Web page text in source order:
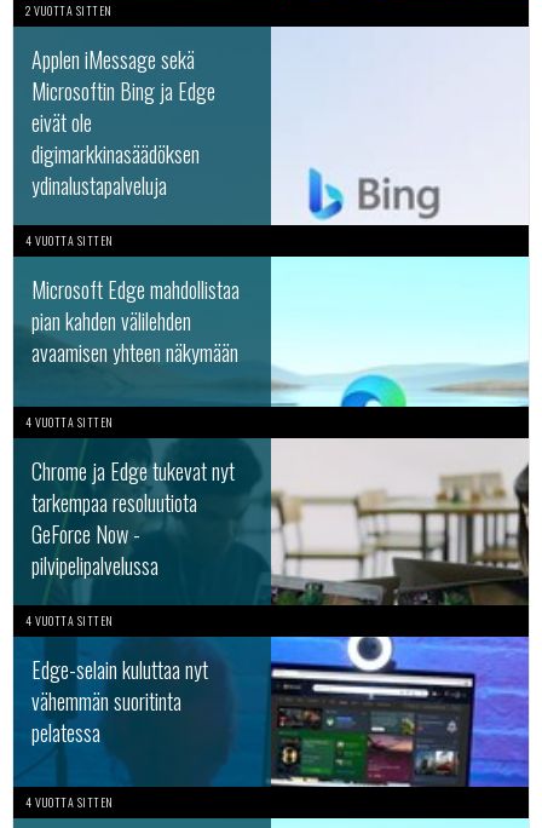
2 VUOTTA SITTEN
Applen iMessage sekä
Microsoftin Bing ja Edge
eivät ole
digimarkkinasäädöksen
ydinalustapalveluja
4 VUOTTA SITTEN
Microsoft Edge mahdollistaa
pian kahden välilehden
avaamisen yhteen näkymään
4 VUOTTA SITTEN
Chrome ja Edge tukevat nyt
tarkempaa resoluutiota
GeForce Now -
pilvipelipalvelussa
4 VUOTTA SITTEN
Edge-selain kuluttaa nyt
vähemmän suoritinta
pelatessa
4 VUOTTA SITTEN